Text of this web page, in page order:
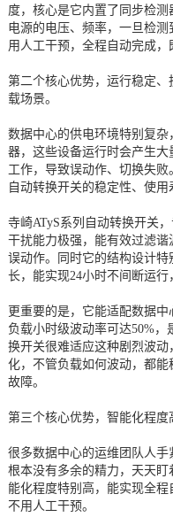
度，核心是它内置了同步检
电源的电压、频率，一旦检
用人工干预，全程自动完成，
第二个核心优势，运行稳定
载场景。
数据中心的供电环境特别复
器，这些设备运行时会产生
工作，导致误动作、切换失
自动转换开关的稳定性、使用
寺崎ATyS系列自动转换开关
干扰能力极强，能有效过滤
误动作。同时它的结构设计
长，能实现24小时不间断运行
更重要的是，它能适配数据
负载小时级波动率可达50%
换开关很难适应这种剧烈波动
化，不管负载如何波动，都能
故障。
第三个核心优势，智能化程度
很多数据中心的运维团队人手
根本没有多余的精力，天天盯
能化程度特别高，能实现全
不用人工干预。